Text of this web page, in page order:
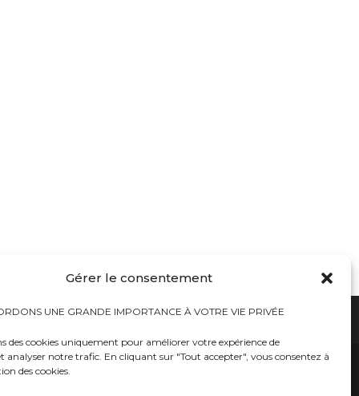
Gérer le consentement
UNE GRANDE IMPORTANCE À VOTRE VIE PRIVÉE
des cookies uniquement pour améliorer votre expérience de
analyser notre trafic. En cliquant sur "Tout accepter", vous consentez à
des cookies.
Bureaux tables bunkers NRBC-E
médicales
électromagnétique